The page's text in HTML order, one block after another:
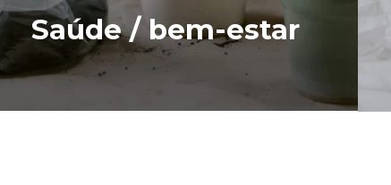
Saúde / bem-estar